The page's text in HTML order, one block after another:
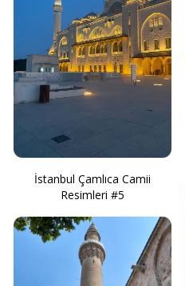
İstanbul Çamlıca Camii
Resimleri #5